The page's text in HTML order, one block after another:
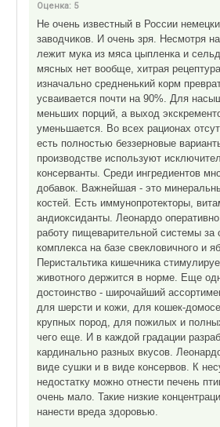
Оценка: 5
Не очень известный в России
заводчиков. И очень зря. Несмотря
лежит мука из мяса цыпленка и
мясных нет вообще, хитрая
изначально средненький корм
усваивается почти на 90%. Для
меньших порций, а выход
уменьшается. Во всех рационах
есть полностью беззерновые
производстве используют
консерванты. Среди ингредиентов
добавок. Важнейшая - это
костей. Есть иммунопротекторы,
андиоксиданты. Леонардо
работу пищеварительной системы за
комплекса на базе свекловичного и
Перистальтика кишечника
животного держится в норме. Еще
достоинство - широчайший
для шерсти и кожи, для кошек-
крупных пород, для пожилых и
чего еще. И в каждой градации
кардинально разных вкусов.
виде сушки и в виде консервов. К
недостатку можно отнести печень
очень мало. Такие низкие
нанести вреда здоровью.